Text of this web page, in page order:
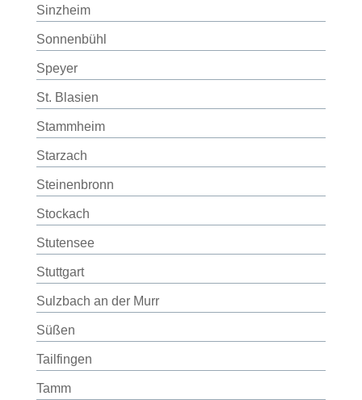
Sinzheim
Sonnenbühl
Speyer
St. Blasien
Stammheim
Starzach
Steinenbronn
Stockach
Stutensee
Stuttgart
Sulzbach an der Murr
Süßen
Tailfingen
Tamm